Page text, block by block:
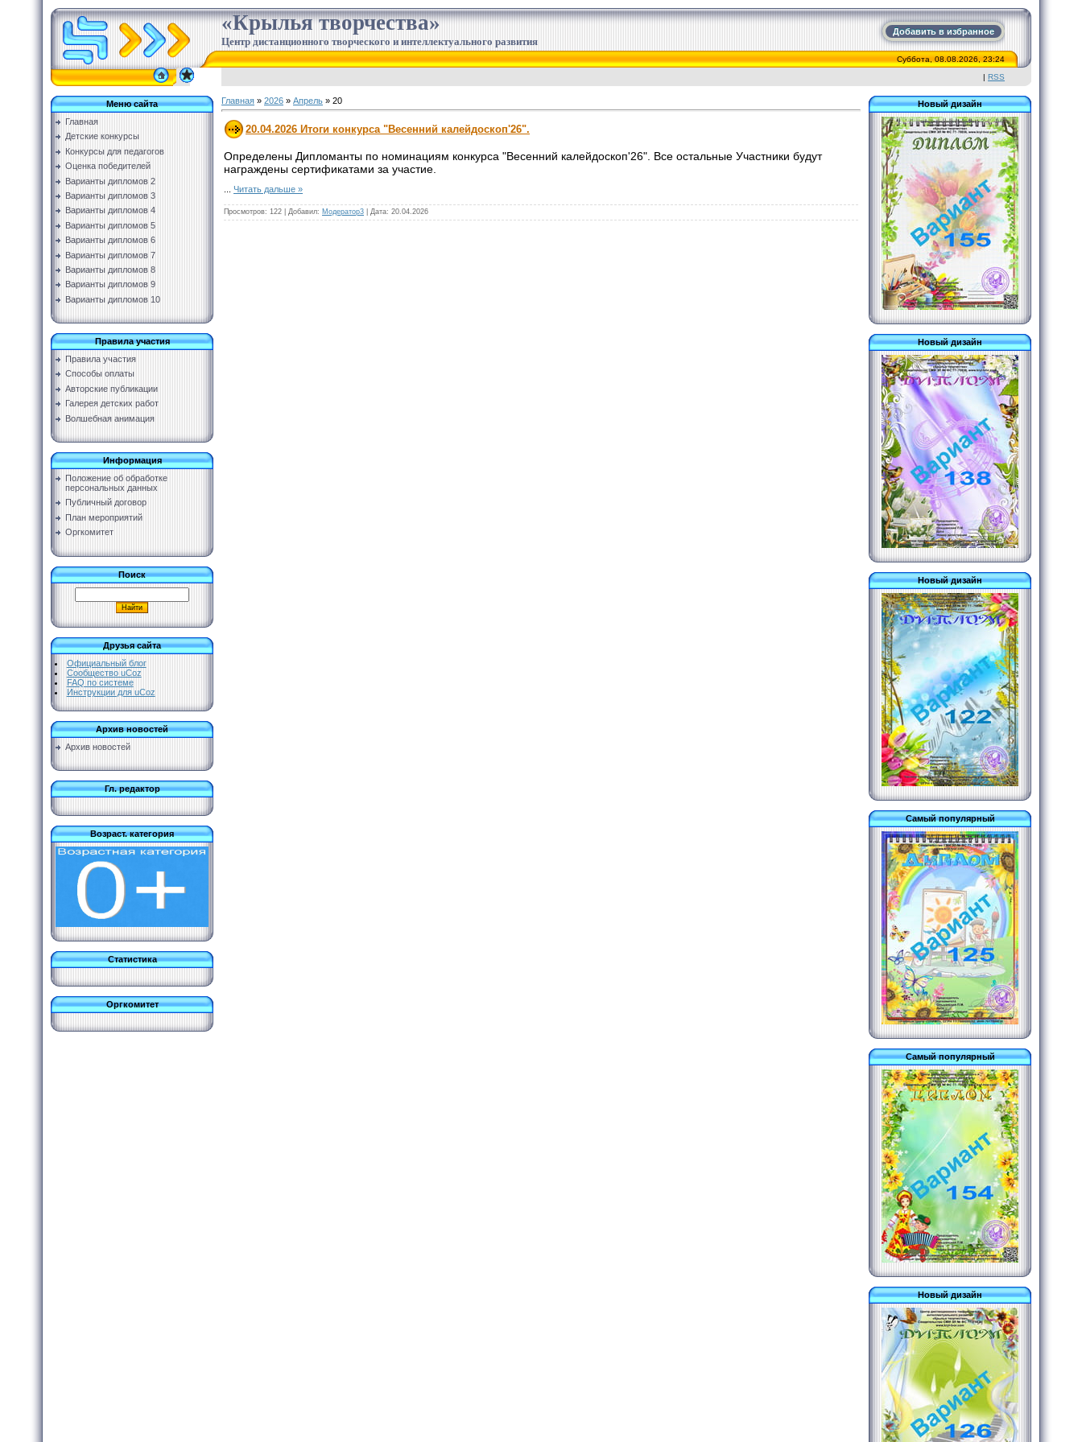
Добавить в избранное
«Крылья творчества»
Центр дистанционного творческого и интеллектуального развития
Суббота, 08.08.2026, 23:24
| RSS
Меню сайта
Главная
Детские конкурсы
Конкурсы для педагогов
Оценка победителей
Варианты дипломов 2
Варианты дипломов 3
Варианты дипломов 4
Варианты дипломов 5
Варианты дипломов 6
Варианты дипломов 7
Варианты дипломов 8
Варианты дипломов 9
Варианты дипломов 10
Правила участия
Правила участия
Способы оплаты
Авторские публикации
Галерея детских работ
Волшебная анимация
Информация
Положение об обработке
персональных данных
Публичный договор
План мероприятий
Оргкомитет
Поиск
Друзья сайта
Официальный блог
Сообщество uCoz
FAQ по системе
Инструкции для uCoz
Архив новостей
Архив новостей
Гл. редактор
Возраст. категория
Статистика
Оргкомитет
Главная » 2026 » Апрель » 20
20.04.2026 Итоги конкурса "Весенний калейдоскоп'26".
Определены Дипломанты по номинациям конкурса "Весенний калейдоскоп'26". Все остальные Участники будут
награждены сертификатами за участие.
Читать дальше »
Просмотров: 122 Добавил: Модератор3 Дата: 20.04.2026
Новый дизайн
Новый дизайн
Новый дизайн
Самый популярный
Самый популярный
Новый дизайн